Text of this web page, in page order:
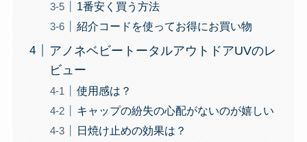
1番安く買う方法
紹介コードを使ってお得にお買い物
アノネベビートータルアウトドアUVのレ
ビュー
使用感は？
キャップの紛失の心配がないのが嬉しい
日焼け止めの効果は？